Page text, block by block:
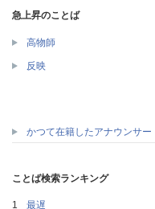
急上昇のことば
高物師
反映
かつて在籍したアナウンサー
ことば検索ランキング
最遅